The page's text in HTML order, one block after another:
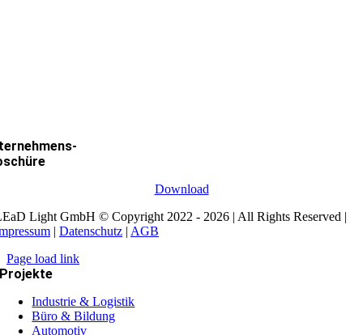
Download
Light GmbH © Copyright 2022 - 2026 | All Rights Reserved |
| Datenschutz | AGB
Page load link
Projekte
Industrie & Logistik
Büro & Bildung
Automotiv